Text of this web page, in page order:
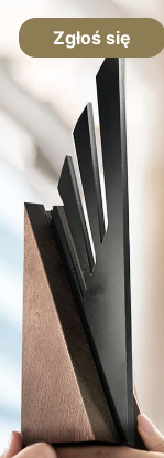
Zgłoś się